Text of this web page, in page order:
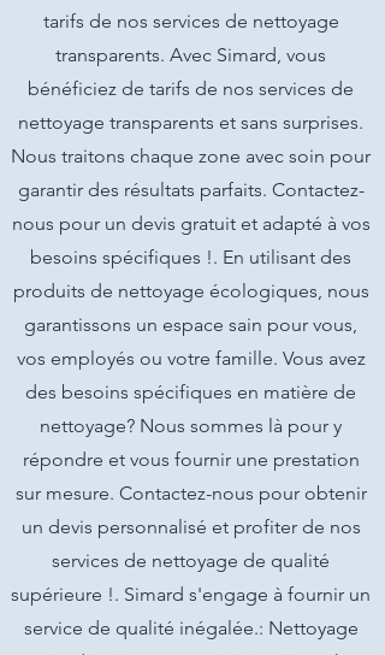
tarifs de nos services de nettoyage
transparents. Avec Simard, vous
bénéficiez de tarifs de nos services de
nettoyage transparents et sans surprises.
Nous traitons chaque zone avec soin pour
garantir des résultats parfaits. Contactez-
nous pour un devis gratuit et adapté à vos
besoins spécifiques !. En utilisant des
produits de nettoyage écologiques, nous
garantissons un espace sain pour vous,
vos employés ou votre famille. Vous avez
des besoins spécifiques en matière de
nettoyage? Nous sommes là pour y
répondre et vous fournir une prestation
sur mesure. Contactez-nous pour obtenir
un devis personnalisé et profiter de nos
services de nettoyage de qualité
supérieure !. Simard s'engage à fournir un
service de qualité inégalée.: Nettoyage